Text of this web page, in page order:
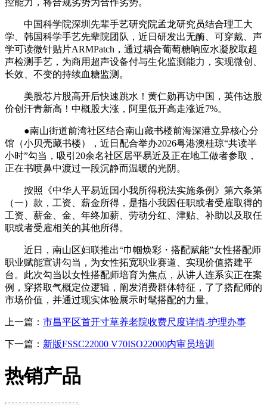
中国科学院深圳先辈手艺研究院孟龙研究员结合理工大
学、韩国科学手艺先辈院团队，近日研发出无酶、可穿戴、声
学可读微针贴片ARMPatch，通过耦合葡萄糖响应水凝胶取超
声检测手艺，为商用超声设备付与生化监测能力，实现微创、
长效、不变的持续血糖监测。
美股芯片股高开后快速跳水！黄仁勋再访中国，英伟达股
价创汗青新高！中概股大涨，阿里低开高走涨近7%。
●南山街道前湾社区结合南山藏书楼前海深港立异核心分
馆（小贝壳藏书楼），近日配合举办2026粤港澳桂琼“共读半
小时”勾当，吸引20余名社区居平易近及正在地工做者参取，
正在书喷鼻中渡过一段沉静而温暖的光阴。
按照《中华人平易近国小我所得税法实施条例》第六条第
（一）款，工资、薪金所得，是指小我因任职或者受雇取得的
工资、薪金、金、年终加薪、劳动分红、津贴、补助以及取任
职或者受雇相关的其他所得。
近日，南山区妇联推出“巾帼焕彩・搭配赋能”女性搭配师
职业赋能宣讲勾当，为女性拓宽职业赛道、实现价值搭建平
台。此次勾当以女性搭配师培育为焦点，从讲人连系实正在案
例，穿搭取气概定位逻辑，阐发消费群体特征，了了搭配师的
市场价值，并通过现实体验展示时髦搭配的力量。
上一篇： 市昌平区首开寸草养老院收费尺度详情-护理办事
下一篇： 新版FSSC22000 V70ISO22000内审员培训
热销产品